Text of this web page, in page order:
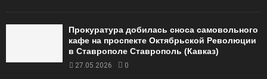
Прокуратура добилась сноса самовольного
кафе на проспекте Октябрьской Революции
в Ставрополе Ставрополь (Кавказ)
27.05.2026 0